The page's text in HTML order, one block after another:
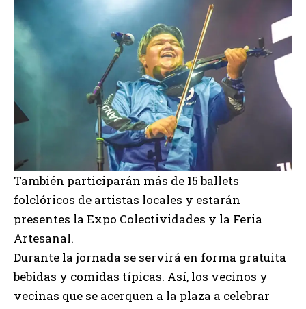
También participarán más de 15 ballets
folclóricos de artistas locales y estarán
presentes la Expo Colectividades y la Feria
Artesanal.
Durante la jornada se servirá en forma gratuita
bebidas y comidas típicas. Así, los vecinos y
vecinas que se acerquen a la plaza a celebrar